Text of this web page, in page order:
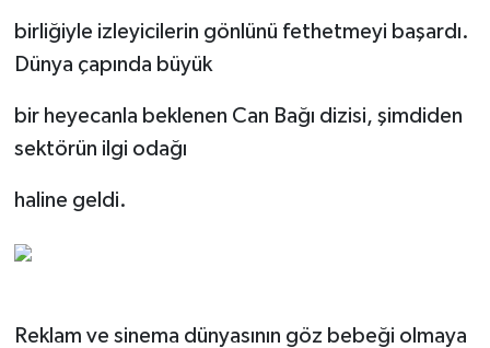
birliğiyle izleyicilerin gönlünü fethetmeyi başardı.
Dünya çapında büyük
bir heyecanla beklenen Can Bağı dizisi, şimdiden
sektörün ilgi odağı
haline geldi.
Reklam ve sinema dünyasının göz bebeği olmaya